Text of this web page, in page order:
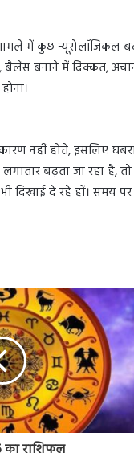
में कुछ न्यूरोलॉजिकल
बैलेंस बनाने में दिक्कत,
कारण नहीं होते, इसलिए
बढ़ता जा रहा है,
दिखाई दे रहे हों। समय
राशिफल